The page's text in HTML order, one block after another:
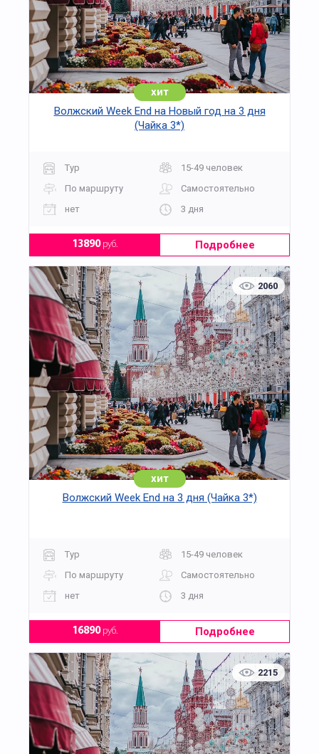
хит
Волжский Week End на Новый год на 3 дня
(Чайка 3*)
Тур
15-49 человек
По маршруту
Самостоятельно
нет
3 дня
13890руб. Подробнее
2060
хит
Волжский Week End на 3 дня (Чайка 3*)
Тур
15-49 человек
По маршруту
Самостоятельно
нет
3 дня
16890руб. Подробнее
2215